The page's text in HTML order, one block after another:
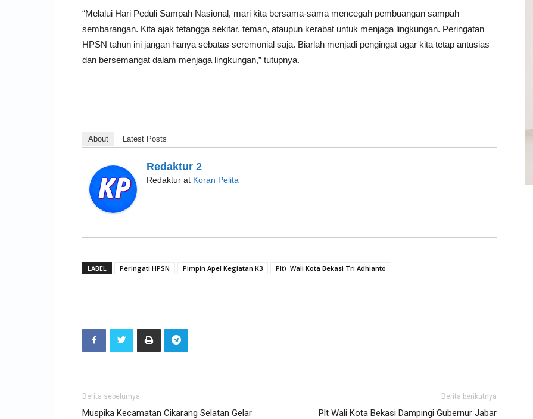
“Melalui Hari Peduli Sampah Nasional, mari kita bersama-sama mencegah pembuangan sampah
sembarangan. Kita ajak tetangga sekitar, teman, ataupun kerabat untuk menjaga lingkungan. Peringatan
HPSN tahun ini jangan hanya sebatas seremonial saja. Biarlah menjadi pengingat agar kita tetap antusias
dan bersemangat dalam menjaga lingkungan,” tutupnya.
About Latest Posts
Redaktur 2
Redaktur at Koran Pelita
LABEL Peringati HPSN Pimpin Apel Kegiatan K3 Plt) Wali Kota Bekasi Tri Adhianto
Berita sebelumya
Muspika Kecamatan Cikarang Selatan Gelar
Berita berikutnya
Plt Wali Kota Bekasi Dampingi Gubernur Jabar